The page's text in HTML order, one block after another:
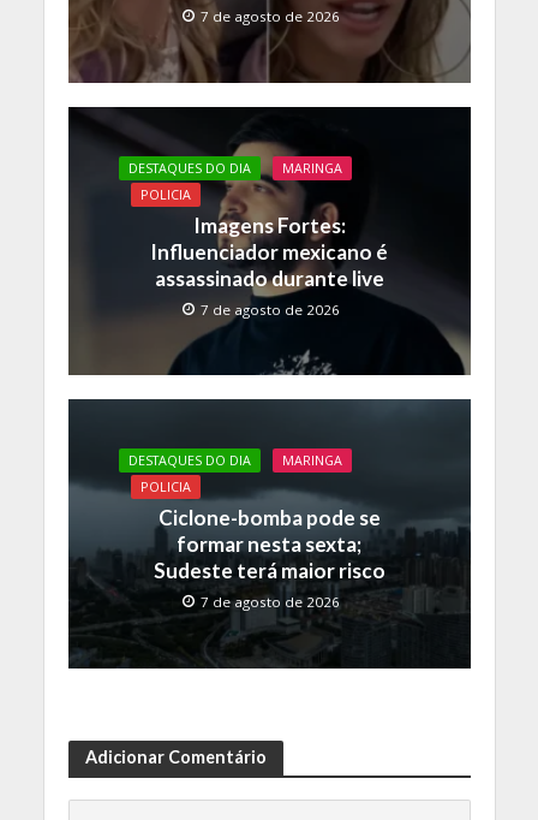
7 de agosto de 2026
DESTAQUES DO DIA
MARINGA
POLICIA
Imagens Fortes:
Influenciador mexicano é
assassinado durante live
7 de agosto de 2026
DESTAQUES DO DIA
MARINGA
POLICIA
Ciclone-bomba pode se
formar nesta sexta;
Sudeste terá maior risco
7 de agosto de 2026
Adicionar Comentário